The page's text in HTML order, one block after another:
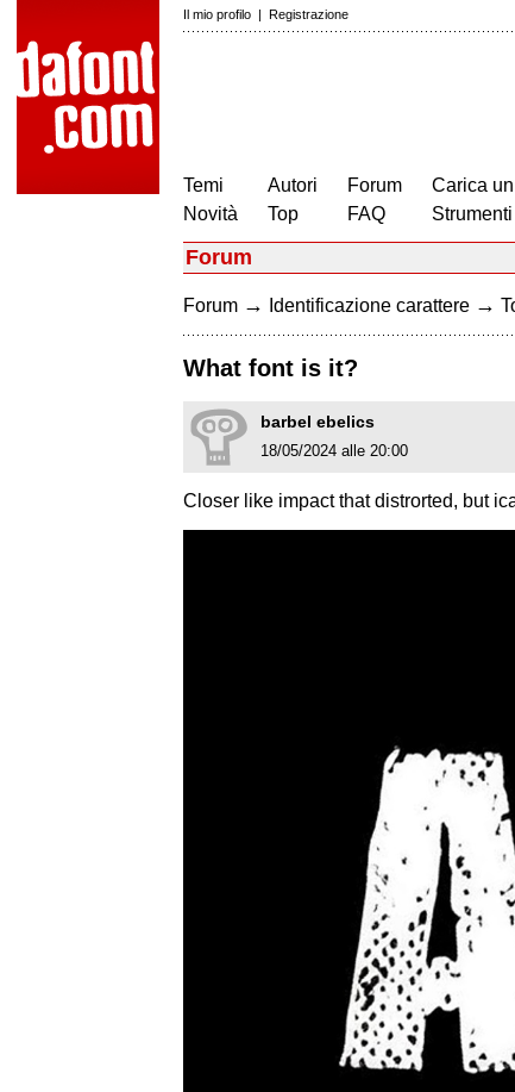
Il mio profilo | Registrazione
Temi
Novità
Autori
Top
Forum
FAQ
Carica
Strumenti
Forum
Forum → Identificazione carattere →
What font is it?
barbel ebelics
18/05/2024 alle 20:00
Closer like impact that distrorted, but